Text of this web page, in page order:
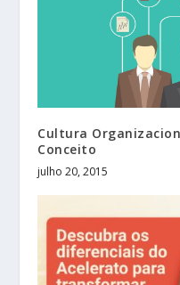
Cultura
Conceito
julho 20, 2015